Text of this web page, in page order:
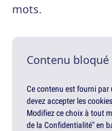
mots.
Contenu
Ce contenu est fourni
devez accepter les
Modifiez ce choix à tout
de la Confidentialité" en